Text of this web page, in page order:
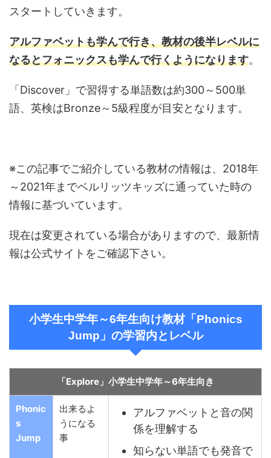
スタートしていきます。
アルファベットも学んで行き、教材の後半レベルに
なるとフォニックスも学んで行くようになります。
「Discover」で習得する単語数は約300～500単
語、英検はBronze～5級程度が目安となります。
※この記事でご紹介している教材の情報は、2018年
～2021年までベルリッツキッズに通っていた時の
情報に基づいています。
現在は変更されている場合がありますので、最新情
報は公式サイトをご確認下さい。
小学生中学年～6年生向け教材「Phonics
Jump」の学習内とレベル
「Explore」小学生中学年～6年生向き
Phonic
s
Jump
出来るよ
うになる
事
アルファベットと音の関
係を理解する
知らない単語でも発音で